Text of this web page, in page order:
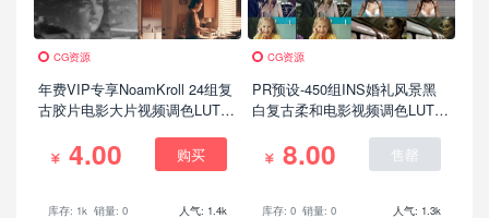
CG资源
年费VIP专享NoamKroll 24组复
古胶片电影大片视频调色LUTS
奇/Ps等)4.00 购买
库存: 1k 销量: 0 人气: 1.4k
CG资源
PR预设-450组INS婚礼风景黑
白复古柔和电影视频调色LUTS
8.00 售罄
库存: 0 销量: 0 人气: 1.3k